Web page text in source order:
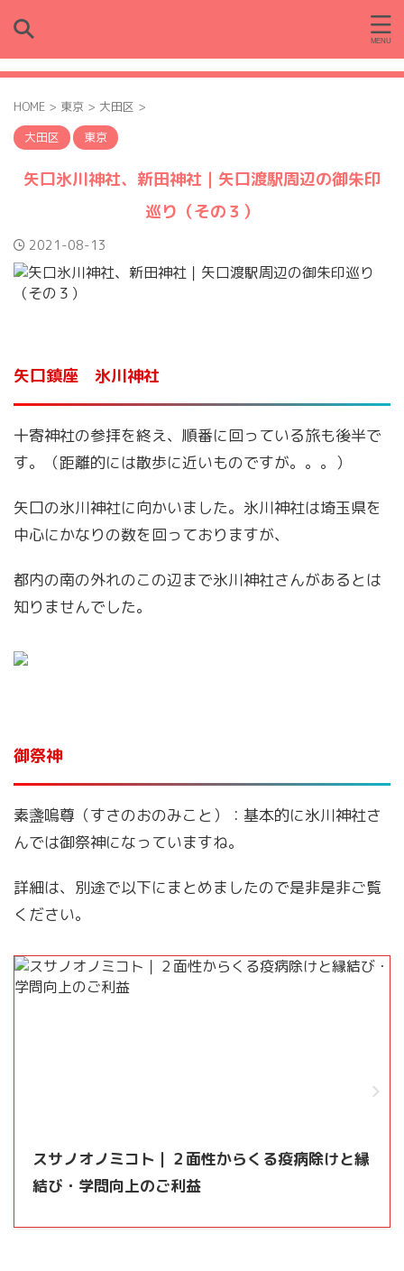
HOME > 東京 > 大田区 >
大田区
東京
矢口氷川神社、新田神社｜矢口渡駅周辺の御朱印
巡り（その３）
2021-08-13
矢口鎮座 氷川神社
十寄神社の参拝を終え、順番に回っている旅も後半で
す。（距離的には散歩に近いものですが。。。）
矢口の氷川神社に向かいました。氷川神社は埼玉県を
中心にかなりの数を回っておりますが、
都内の南の外れのこの辺まで氷川神社さんがあるとは
知りませんでした。
御祭神
素盞嗚尊（すさのおのみこと）：基本的に氷川神社さ
んでは御祭神になっていますね。
詳細は、別途で以下にまとめましたので是非是非ご覧
ください。
スサノオノミコト｜２面性からくる疫病除けと縁
結び・学問向上のご利益